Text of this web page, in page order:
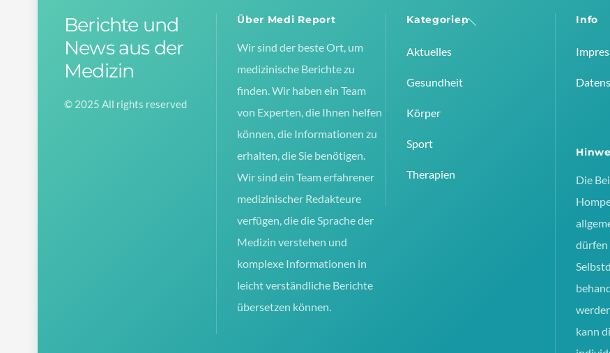
Back
Berichte und
News aus der
Medizin
© 2025 All rights reserved
Über Medi Report
Wir sind der beste Ort, um
medizinische Berichte zu
finden. Wir haben ein Team
von Experten, die Ihnen helfen
können, die Informationen zu
erhalten, die Sie benötigen.
Wir sind ein Team erfahrener
medizinischer Redakteure
verfügen, die die Sprache der
Medizin verstehen und
komplexe Informationen in
leicht verständliche Berichte
übersetzen können.
Kategorien
Aktuelles
Gesundheit
Körper
Sport
Therapien
Info
Die
dürfen
kann